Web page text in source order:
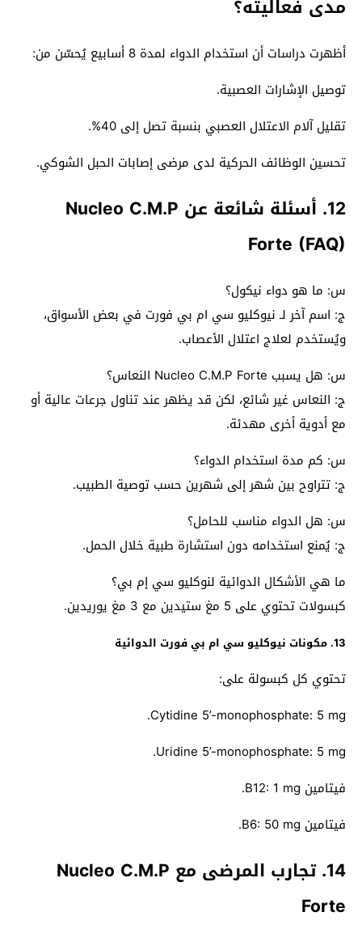
مدى فعاليته؟
أظهرت دراسات أن استخدام الدواء لمدة 8 أسابيع يُحسّن من:
توصيل الإشارات العصبية.
تقليل آلام الاعتلال العصبي بنسبة تصل إلى 40%.
تحسين الوظائف الحركية لدى مرضى إصابات الحبل الشوكي.
12. أسئلة شائعة عن Nucleo C.M.P
Forte (FAQ)
س: ما هو دواء نيكول؟
ج: اسم آخر لـ نيوكليو سي ام بي فورت في بعض الأسواق،
ويُستخدم لعلاج اعتلال الأعصاب.
س: هل يسبب Nucleo C.M.P Forte النعاس؟
ج: النعاس غير شائع، لكن قد يظهر عند تناول جرعات عالية أو
مع أدوية أخرى مهدئة.
س: كم مدة استخدام الدواء؟
ج: تتراوح بين شهر إلى شهرين حسب توصية الطبيب.
س: هل الدواء مناسب للحامل؟
ج: يُمنع استخدامه دون استشارة طبية خلال الحمل.
ما هي الأشكال الدوائية لنوكليو سي إم بي؟
كبسولات تحتوي على 5 مغ ستيدين مع 3 مغ يوريدين.
13. مكونات نيوكليو سي ام بي فورت الدوائية
تحتوي كل كبسولة على:
Cytidine 5’-monophosphate: 5 mg.
Uridine 5’-monophosphate: 5 mg.
فيتامين B12: 1 mg.
فيتامين B6: 50 mg.
14. تجارب المرضى مع Nucleo C.M.P
Forte